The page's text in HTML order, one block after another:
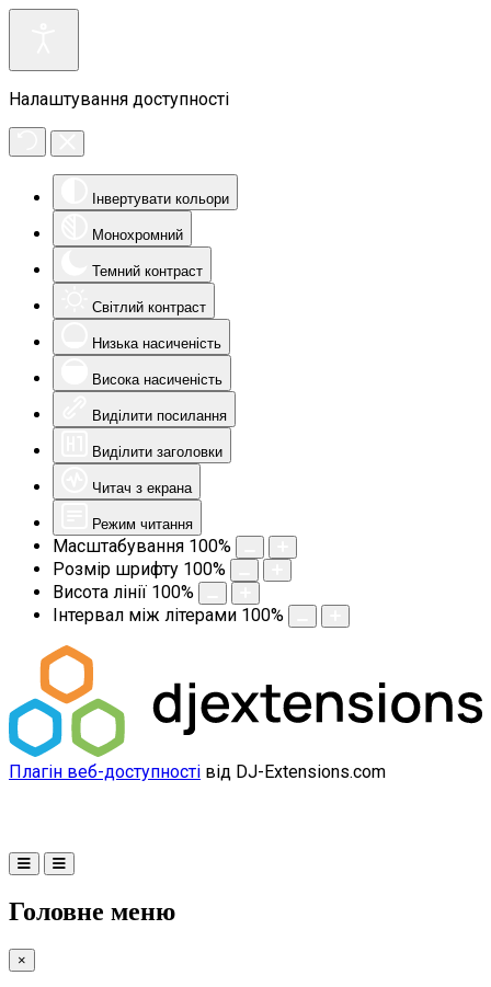
Налаштування доступності
Інвертувати кольори
Монохромний
Темний контраст
Світлий контраст
Низька насиченість
Висока насиченість
Виділити посилання
Виділити заголовки
Читач з екрана
Режим читання
Масштабування 100%
Розмір шрифту 100%
Висота лінії 100%
Інтервал між літерами 100%
Плагін веб-доступності від DJ-Extensions.com
Головне меню
×